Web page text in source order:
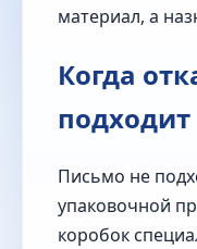
материал, а
Когда
подходит
Письмо не
упаковочной
коробок